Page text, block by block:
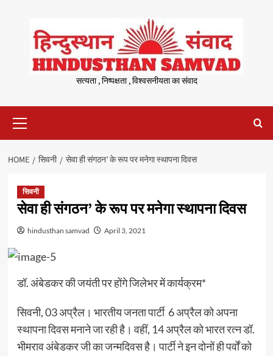
content
सत्यता , निष्पक्षता , विश्वसनीयता का संवाद
Menu
HOME सिवनी सेवा ही संगठन’ के रूप पर मनेगा स्थापना दिवस
सिवनी
सेवा ही संगठन’ के रूप पर मनेगा स्थापना दिवस
hindusthan samvad April 3, 2021
डॉ. अंबेडकर की जयंती पर होंगे जिलेभर में कार्यक्रम*
सिवनी, 03 अप्रैल। भारतीय जनता पार्टी 6 अप्रैल को अपना
स्थापना दिवस मनाने जा रही है। वहीं, 14 अप्रैल को भारत रत्न डॉ.
भीमराव अंबेडकर जी का जन्मदिवस है। पार्टी ने इन दोनों ही पर्वों को